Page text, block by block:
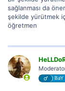
sağlanması da
şekilde yürütmek
öğretmen
BaY